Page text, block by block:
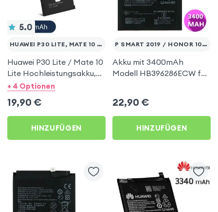
5.0
HUAWEI P30 LITE, MATE 10 LITE
Huawei P30 Lite / Mate 10
Lite Hochleistungsakku,
3900mAh Austausch-
Blue Star
+ 4 Optionen
19,90 €
HINZUFÜGEN
P SMART 2019 / HONOR 10 LITE
Akku mit 3400mAh
Modell HB396286ECW für
22,90 €
HINZUFÜGEN